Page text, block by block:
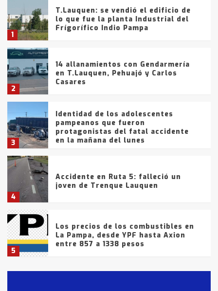
1
T.Lauquen: se vendió el edificio de
lo que fue la planta Industrial del
Frígorífico Indio Pampa
2
14 allanamientos con Gendarmería
en T.Lauquen, Pehuajó y Carlos
Casares
3
Identidad de los adolescentes
pampeanos que fueron
protagonistas del fatal accidente
en la mañana del lunes
4
Accidente en Ruta 5: falleció un
joven de Trenque Lauquen
5
Los precios de los combustibles en
La Pampa, desde YPF hasta Axion
entre 857 a 1338 pesos